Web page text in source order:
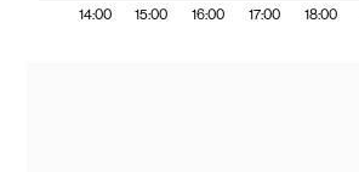
14:00 15:00 16:00 17:00 18:00